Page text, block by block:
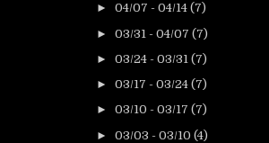
► 04/07 - 04/14 (7)
► 03/31 - 04/07 (7)
► 03/24 - 03/31 (7)
► 03/17 - 03/24 (7)
► 03/10 - 03/17 (7)
► 03/03 - 03/10 (4)